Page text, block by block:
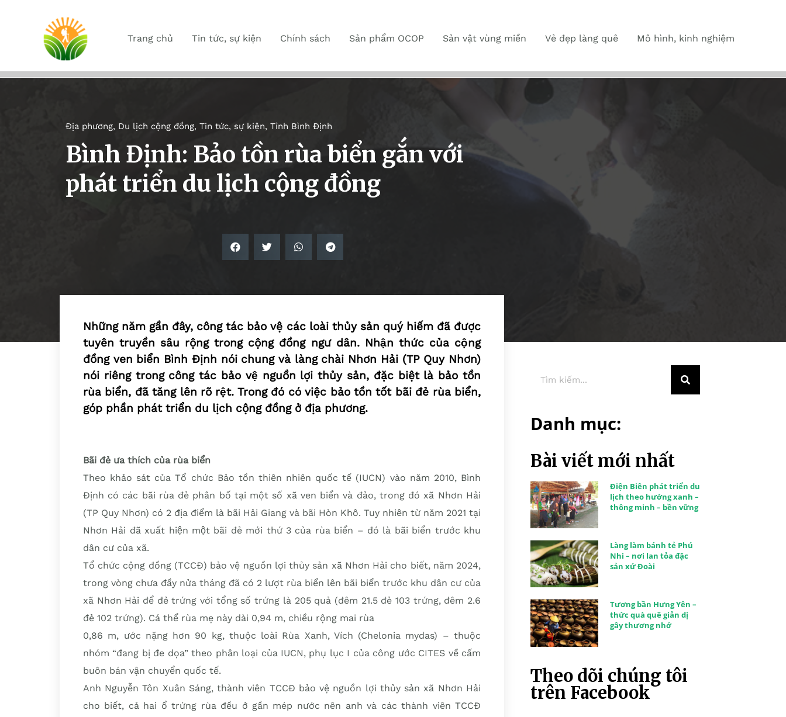
Trang chủ Tin tức, sự kiện Chính sách Sản phẩm OCOP Sản vật vùng miền Vẻ đẹp làng quê Mô hình, kinh nghiệm
Địa phương, Du lịch cộng đồng, Tin tức, sự kiện, Tỉnh Bình Định
Bình Định: Bảo tồn rùa biển gắn với
phát triển du lịch cộng đồng
Những năm gần đây, công tác bảo vệ các loài thủy sản quý hiếm đã được
tuyên truyền sâu rộng trong cộng đồng ngư dân. Nhận thức của cộng
đồng ven biển Bình Định nói chung và làng chài Nhơn Hải (TP Quy Nhơn)
nói riêng trong công tác bảo vệ nguồn lợi thủy sản, đặc biệt là bảo tồn
rùa biển, đã tăng lên rõ rệt. Trong đó có việc bảo tồn tốt bãi đẻ rùa biển,
góp phần phát triển du lịch cộng đồng ở địa phương.
Bãi đẻ ưa thích của rùa biển
Theo khảo sát của Tổ chức Bảo tồn thiên nhiên quốc tế (IUCN) vào năm 2010, Bình
Định có các bãi rùa đẻ phân bố tại một số xã ven biển và đảo, trong đó xã Nhơn Hải
(TP Quy Nhơn) có 2 địa điểm là bãi Hải Giang và bãi Hòn Khô. Tuy nhiên từ năm 2021 tại
Nhơn Hải đã xuất hiện một bãi đẻ mới thứ 3 của rùa biển – đó là bãi biển trước khu
dân cư của xã.
Tổ chức cộng đồng (TCCĐ) bảo vệ nguồn lợi thủy sản xã Nhơn Hải cho biết, năm 2024,
trong vòng chưa đầy nửa tháng đã có 2 lượt rùa biển lên bãi biển trước khu dân cư của
xã Nhơn Hải để đẻ trứng với tổng số trứng là 205 quả (đêm 21.5 đẻ 103 trứng, đêm 2.6
đẻ 102 trứng). Cá thể rùa mẹ này dài 0,94 m, chiều rộng mai rùa
0,86 m, ước nặng hơn 90 kg, thuộc loài Rùa Xanh, Vích (Chelonia mydas) – thuộc
nhóm “đang bị đe dọa” theo phân loại của IUCN, phụ lục I của công ước CITES về cấm
buôn bán vận chuyển quốc tế.
Anh Nguyễn Tôn Xuân Sáng, thành viên TCCĐ bảo vệ nguồn lợi thủy sản xã Nhơn Hải
cho biết, cả hai ổ trứng rùa đều ở gần mép nước nên anh và các thành viên TCCĐ
Danh mục:
Bài viết mới nhất
Điện Biên phát triển du
lịch theo hướng xanh –
thông minh – bền vững
Làng làm bánh tẻ Phú
Nhi – nơi lan tỏa đặc
sản xứ Đoài
Tương bần Hưng Yên –
thức quà quê giản dị
gây thương nhớ
Theo dõi chúng tôi
trên Facebook